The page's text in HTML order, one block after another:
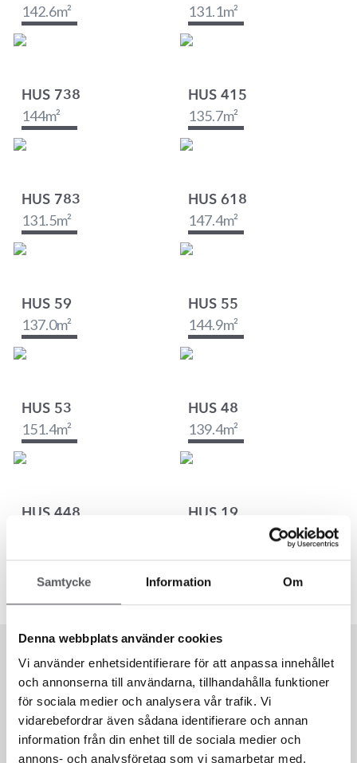
Samtycke Information Om
Denna webbplats använder cookies
Vi använder enhetsidentifierare för att anpassa innehållet
och annonserna till användarna, tillhandahålla funktioner
för sociala medier och analysera vår trafik. Vi
vidarebefordrar även sådana identifierare och annan
information från din enhet till de sociala medier och
annons- och analysföretag som vi samarbetar med.
142.6m² 131.1m²
HUS 738
144m²
HUS 415
135.7m²
HUS 783
131.5m²
HUS 618
147.4m²
HUS 59
137.0m²
HUS 55
144.9m²
HUS 53
151.4m²
HUS 48
139.4m²
HUS 448 HUS 19